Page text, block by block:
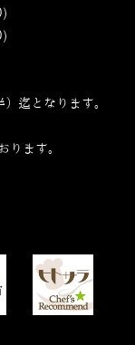
迄となります。
ります。